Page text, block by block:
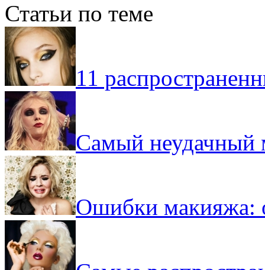
Статьи по теме
11
Самый неудачный
Ошибки макияжа: